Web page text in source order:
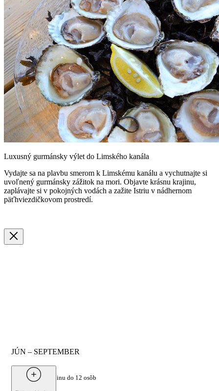
Luxusný gurmánsky výlet do Limského kanála
Vydajte sa na plavbu smerom k Limskému kanálu a vychutnajte si
uvoľnený gurmánsky zážitok na mori. Objavte krásnu krajinu,
zaplávajte si v pokojných vodách a zažite Istriu v nádhernom
päťhviezdičkovom prostredí.
JÚN – SEPTEMBER
Od
1.550 € za skupinu do 12 osôb